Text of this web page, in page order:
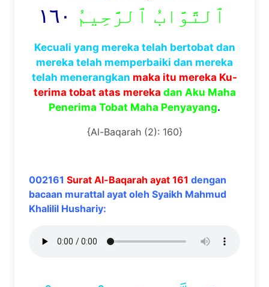
ٱلتَّوَّابُ ٱلرَّحِيمُ ١٦٠
Kecuali yang mereka telah bertobat dan
mereka telah memperbaiki dan mereka
telah menerangkan maka itu mereka Ku-
terima tobat atas mereka dan Aku Maha
Penerima Tobat Maha Penyayang.
{Al-Baqarah (2): 160}
002161 Surat Al-Baqarah ayat 161 dengan
bacaan murattal ayat oleh Syaikh Mahmud
Khalilil Hushariy: